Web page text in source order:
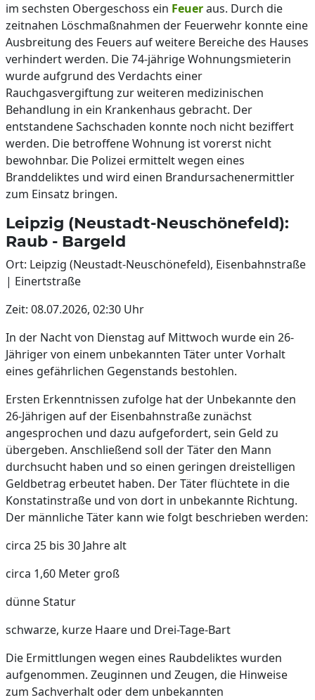
im sechsten Obergeschoss ein Feueraus. Durch die
zeitnahen Löschmaßnahmen der Feuerwehr konnte eine
Ausbreitung des Feuers auf weitere Bereiche des Hauses
verhindert werden. Die 74-jährige Wohnungsmieterin
wurde aufgrund des Verdachts einer
Rauchgasvergiftung zur weiteren medizinischen
Behandlung in ein Krankenhaus gebracht. Der
entstandene Sachschaden konnte noch nicht beziffert
werden. Die betroffene Wohnung ist vorerst nicht
bewohnbar. Die Polizei ermittelt wegen eines
Branddeliktes und wird einen Brandursachenermittler
zum Einsatz bringen.
Leipzig (Neustadt-Neuschönefeld):
Raub - Bargeld
Ort: Leipzig (Neustadt-Neuschönefeld), Eisenbahnstraße
| Einertstraße
Zeit: 08.07.2026, 02:30 Uhr
In der Nacht von Dienstag auf Mittwoch wurde ein 26-
Jähriger von einem unbekannten Täter unter Vorhalt
eines gefährlichen Gegenstands bestohlen.
Ersten Erkenntnissen zufolge hat der Unbekannte den
26-Jährigen auf der Eisenbahnstraße zunächst
angesprochen und dazu aufgefordert, sein Geld zu
übergeben. Anschließend soll der Täter den Mann
durchsucht haben und so einen geringen dreistelligen
Geldbetrag erbeutet haben. Der Täter flüchtete in die
Konstatinstraße und von dort in unbekannte Richtung.
Der männliche Täter kann wie folgt beschrieben werden:
circa 25 bis 30 Jahre alt
circa 1,60 Meter groß
dünne Statur
schwarze, kurze Haare und Drei-Tage-Bart
Die Ermittlungen wegen eines Raubdeliktes wurden
aufgenommen. Zeuginnen und Zeugen, die Hinweise
zum Sachverhalt oder dem unbekannten